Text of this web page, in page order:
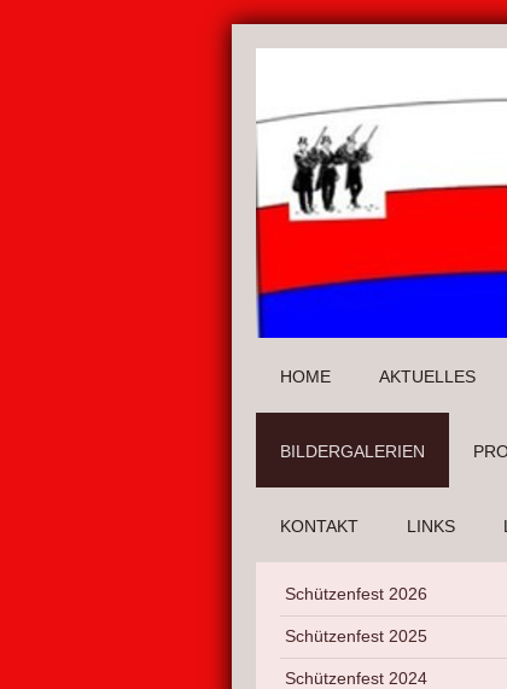
HOME AKTUELLES
BILDERGALERIEN
KONTAKT LINKS
Schützenfest 2026
Schützenfest 2025
Schützenfest 2024